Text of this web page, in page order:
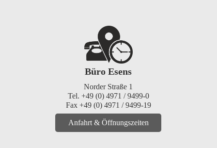
Büro Esens
Norder Straße 1
Tel. +49 (0) 4971 / 9499-0
Fax +49 (0) 4971 / 9499-19
Anfahrt & Öffnungszeiten